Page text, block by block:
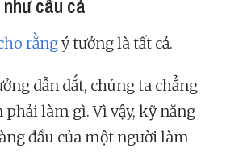
câu cá
rằngý tưởng là tất cả.
dẫn dắt, chúng ta chẳng
làm gì. Vì vậy, kỹ năng
đầu của một người làm